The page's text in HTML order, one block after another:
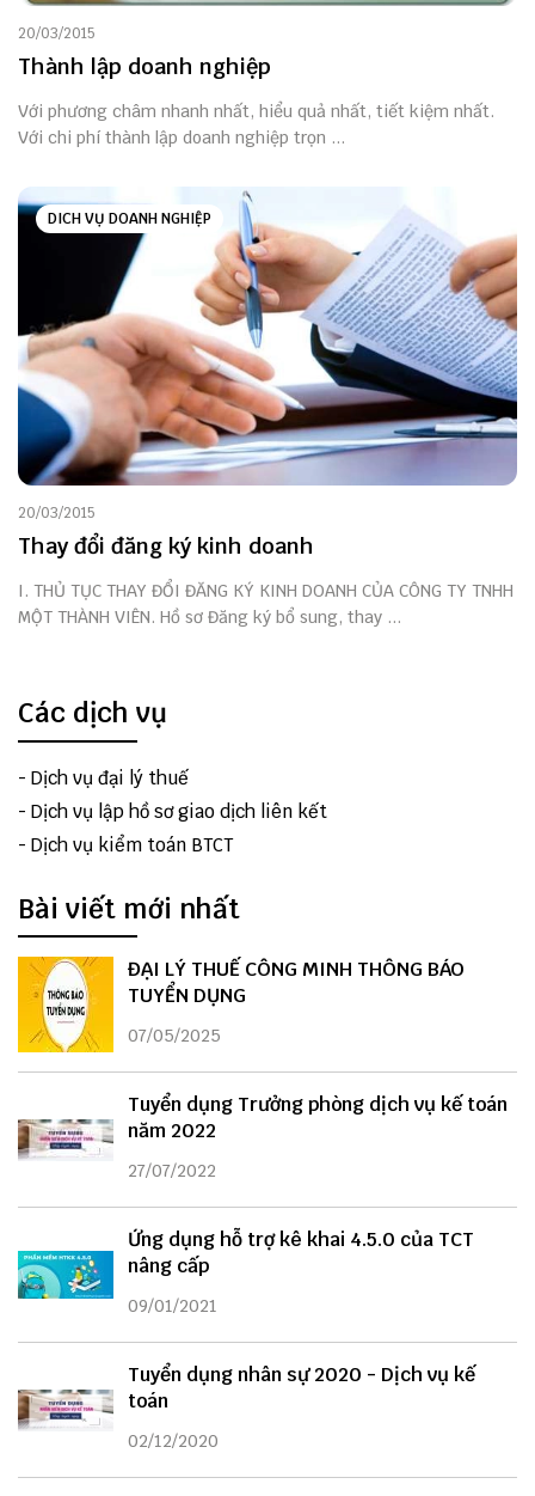
20/03/2015
Thành lập doanh nghiệp
Với phương châm nhanh nhất, hiểu quả nhất, tiết kiệm nhất.
Với chi phí thành lập doanh nghiệp trọn ...
DICH VỤ DOANH NGHIỆP
20/03/2015
Thay đổi đăng ký kinh doanh
I. THỦ TỤC THAY ĐỔI ĐĂNG KÝ KINH DOANH CỦA CÔNG TY TNHH
MỘT THÀNH VIÊN. Hồ sơ Đăng ký bổ sung, thay ...
Các dịch vụ
- Dịch vụ đại lý thuế
- Dịch vụ lập hồ sơ giao dịch liên kết
- Dịch vụ kiểm toán BTCT
Bài viết mới nhất
ĐẠI LÝ THUẾ CÔNG MINH THÔNG BÁO
TUYỂN DỤNG
07/05/2025
Tuyển dụng Trưởng phòng dịch vụ kế toán
năm 2022
27/07/2022
Ứng dụng hỗ trợ kê khai 4.5.0 của TCT
nâng cấp
09/01/2021
Tuyển dụng nhân sự 2020 - Dịch vụ kế
toán
02/12/2020